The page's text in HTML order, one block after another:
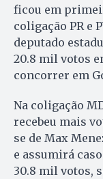
ficou em
coligação PR e
deputado
20.8 mil votos
concorrer em
Na coligação
recebeu mais
se de Max
e assumirá
30.8 mil votos,